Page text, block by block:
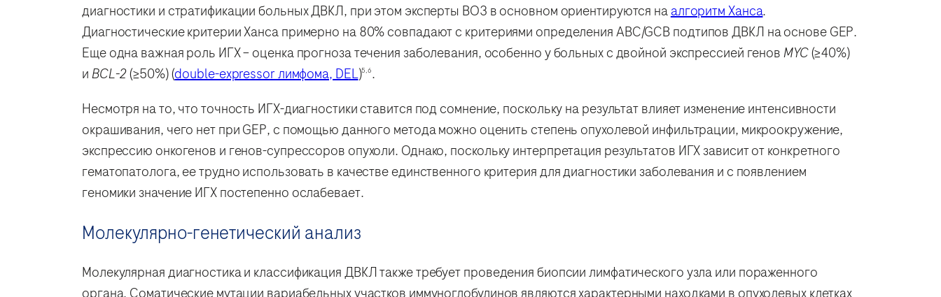
диагностики и стратификации больных ДВКЛ, при этом эксперты ВОЗ в основном ориентируются наалгоритм Ханса.
Диагностические критерии Ханса примерно на 80% совпадают с критериями определения ABC/GCB подтипов ДВКЛ на основе GEP.
Еще одна важная роль ИГХ – оценка прогноза течения заболевания, особенно у больных с двойной экспрессией геновMYC(≥40%)
иBCL-2(≥50%) (double-expressor лимфома, DEL)5,6.
Несмотря на то, что точность ИГХ-диагностики ставится под сомнение, поскольку на результат влияет изменение интенсивности
окрашивания, чего нет при GEP, с помощью данного метода можно оценить степень опухолевой инфильтрации, микроокружение,
экспрессию онкогенов и генов-супрессоров опухоли. Однако, поскольку интерпретация результатов ИГХ зависит от конкретного
гематопатолога, ее трудно использовать в качестве единственного критерия для диагностики заболевания и с появлением
геномики значение ИГХ постепенно ослабевает.
Молекулярно-генетический анализ
Молекулярная диагностика и классификация ДВКЛ также требует проведения биопсии лимфатического узла или пораженного
органа. Соматические мутации вариабельных участков иммуноглобулинов являются характерными находками в опухолевых клетках